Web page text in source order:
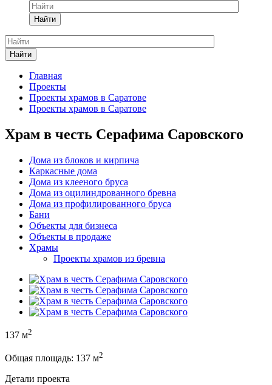
Найти
Найти
Главная
Проекты
Проекты храмов в Саратове
Проекты храмов в Саратове
Храм в честь Серафима Саровского
Дома из блоков и кирпича
Каркасные дома
Дома из клееного бруса
Дома из оцилиндрованного бревна
Дома из профилированного бруса
Бани
Объекты для бизнеса
Объекты в продаже
Храмы
Проекты храмов из бревна
137 м2
Общая площадь: 137 м2
Детали проекта